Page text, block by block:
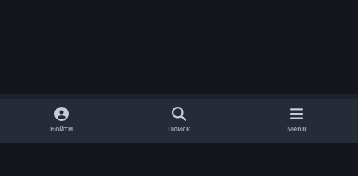
Обратная связь Cookie-файлы
Договор оферты
Войти Поиск Menu